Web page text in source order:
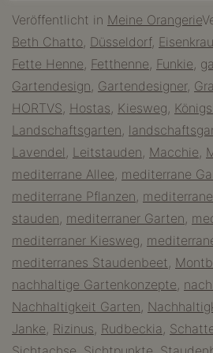
Garten
im
Rheinland
–
HORTVS
Veröffentlicht in Meine Orangerie
Beth Chatto, Düsseldorf,
Fette Henne, Fetthenne, Funkie,
Gartendesign, Gartendesigner,
HORTVS, Hostas, Kiesweg,
Landschaftsgarten,
Lavendel , Leitstauden, Macchie,
mediterrane Allee, mediterrane
mediterrane Pflanzen,
stauden, mediterraner Garten,
mediterraner Kiesweg,
mediterranes Staudenbeet,
nachhaltige Gartenkonzepte,
Nachhaltigkeit Garten,
Janke, Rizinus, Rudbeckia ,